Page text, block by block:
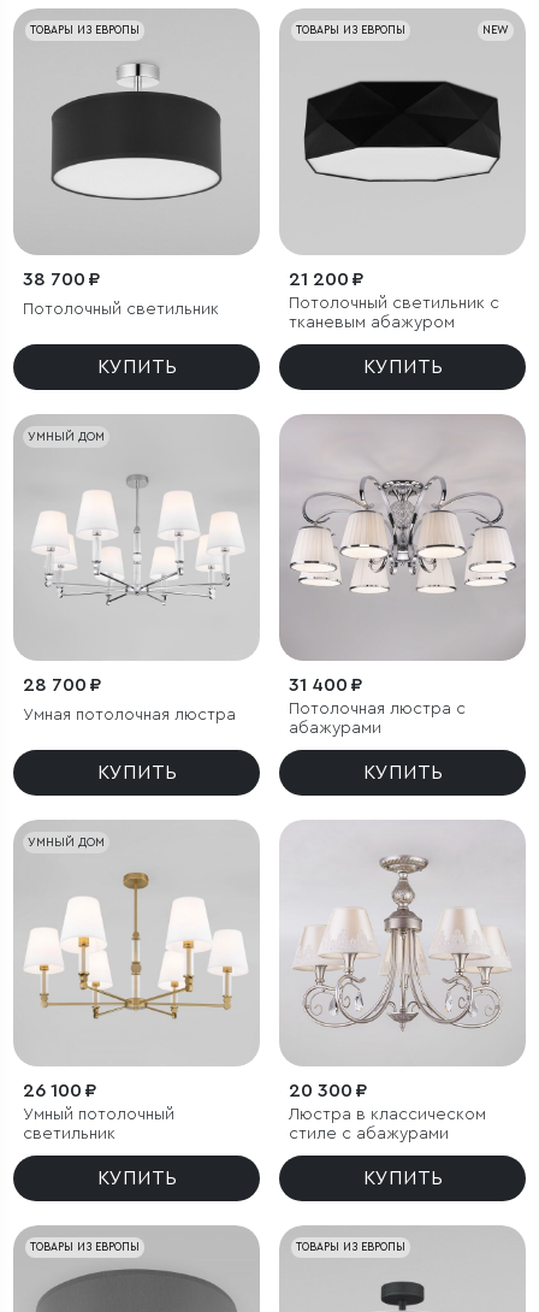
ТОВАРЫ ИЗ ЕВРОПЫ
38 700 ₽
Потолочный светильник
КУПИТЬ
NEW
ТОВАРЫ ИЗ ЕВРОПЫ
21 200 ₽
Потолочный светильник с
тканевым абажуром
КУПИТЬ
УМНЫЙ ДОМ
28 700 ₽
Умная потолочная люстра
КУПИТЬ
31 400 ₽
Потолочная люстра с
абажурами
КУПИТЬ
УМНЫЙ ДОМ
26 100 ₽
Умный потолочный
светильник
КУПИТЬ
20 300 ₽
Люстра в классическом
стиле с абажурами
КУПИТЬ
ТОВАРЫ ИЗ ЕВРОПЫ ТОВАРЫ ИЗ ЕВРОПЫ